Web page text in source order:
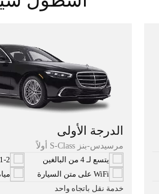
الدرجة الأولى
مرسيدس-بنز S-Class أولاً
يتسع لـ 4 من البالغين
1-2 حقائب كبيرة
WiFi على متن السيارة
خدمة نقل باتجاه واحد